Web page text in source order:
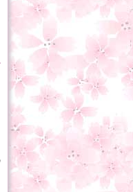
от
воды.
ознакомиться со
организма от
воды, который
академиком